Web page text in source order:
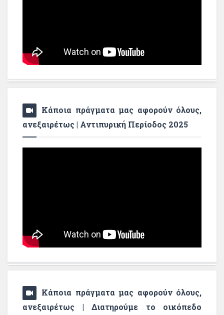
Κάποια πράγματα μας αφορούν όλους,
ανεξαιρέτως | Αντιπυρική Περίοδος 2025
Κάποια πράγματα μας αφορούν όλους,
ανεξαιρέτως | Διατηρούμε το οικόπεδο